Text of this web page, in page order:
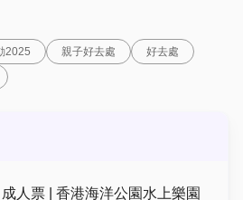
2025 親子好去處
好去處
人票 | 香港海洋公園水上樂園